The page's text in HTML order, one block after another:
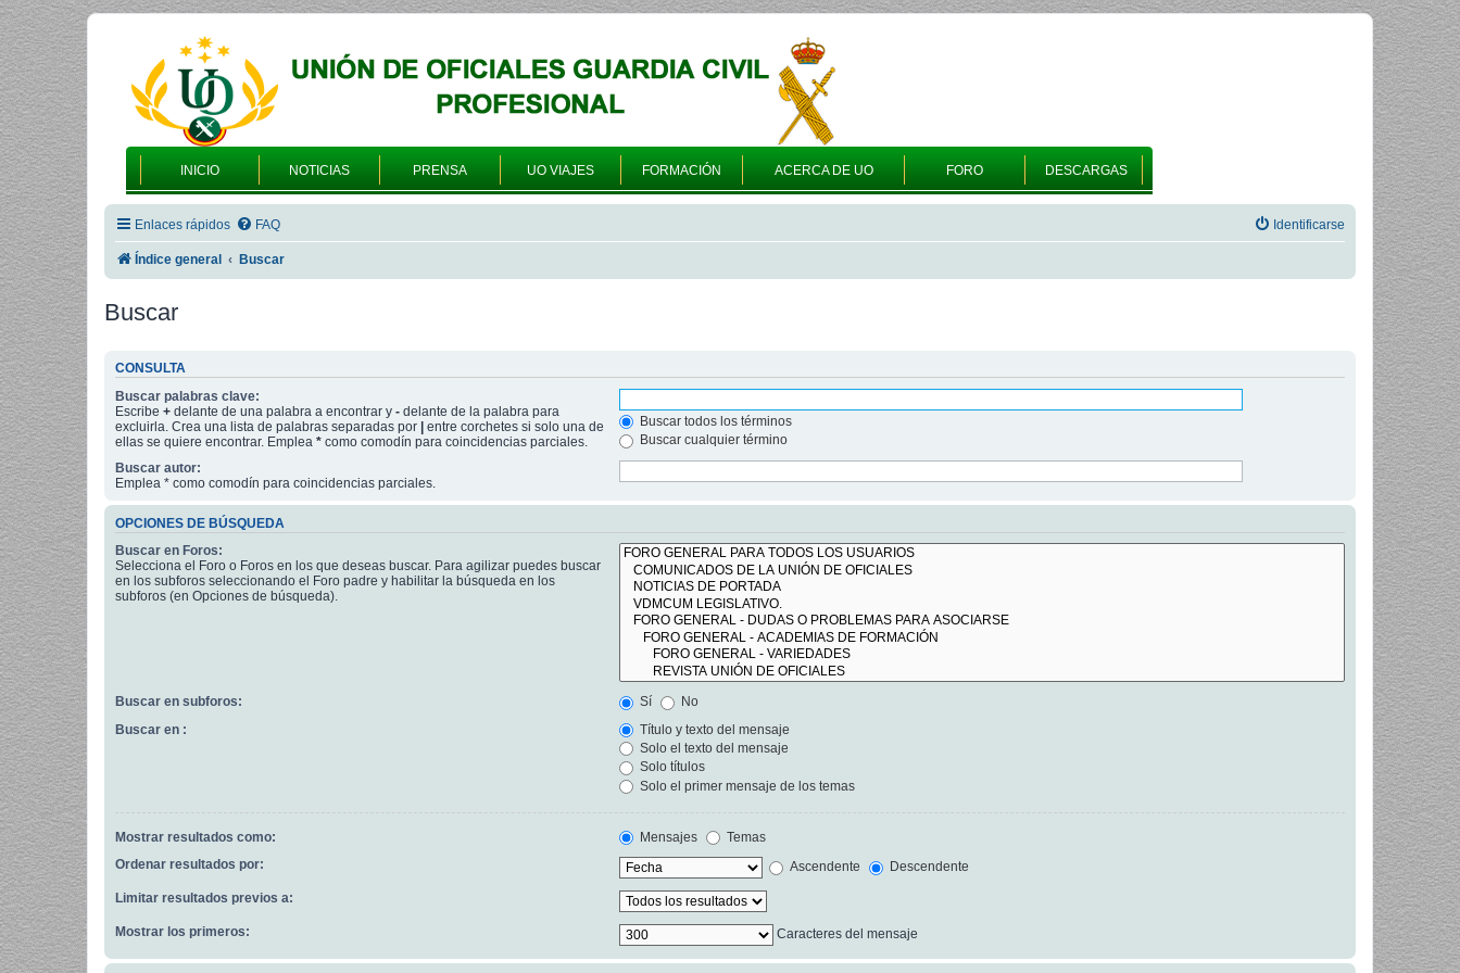
INICIO NOTICIAS PRENSA UO VIAJES FORMACIÓN ACERCA DE UO FORO DESCARGAS
Enlaces rápidos FAQ Identificarse
Índice general Buscar
Buscar
CONSULTA
Buscar palabras clave:
Escribe + delante de una palabra a encontrar y - delante de la palabra para
excluirla. Crea una lista de palabras separadas por
entre corchetes si solo una de
ellas se quiere encontrar. Emplea * como comodín para coincidencias parciales.
Buscar todos los términos
Buscar cualquier término
Buscar autor:
Emplea * como comodín para coincidencias parciales.
OPCIONES DE BÚSQUEDA
Buscar en Foros:
Selecciona el Foro o Foros en los que deseas buscar. Para agilizar puedes buscar
en los subforos seleccionando el Foro padre y habilitar la búsqueda en los
subforos (en Opciones de búsqueda).
Buscar en subforos: Sí
No
Buscar en :
Título y texto del mensaje
Solo el texto del mensaje
Solo títulos
Solo el primer mensaje de los temas
Mostrar resultados como: Mensajes
Temas
Ordenar resultados por:
Ascendente Descendente
Limitar resultados previos a:
Mostrar los primeros: Caracteres del mensaje